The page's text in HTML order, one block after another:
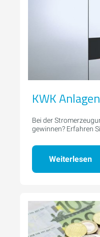
KWK Anlagen
Bei der
gewinnen? Erfahren
Weiterlesen